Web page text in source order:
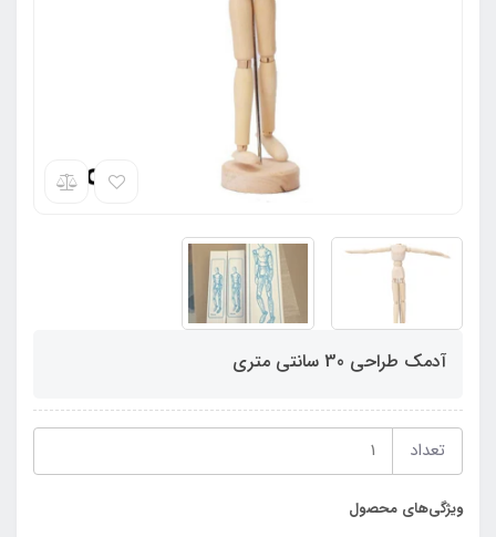
آدمک طراحی 30 سانتی متری
تعداد
ویژگی‌های محصول